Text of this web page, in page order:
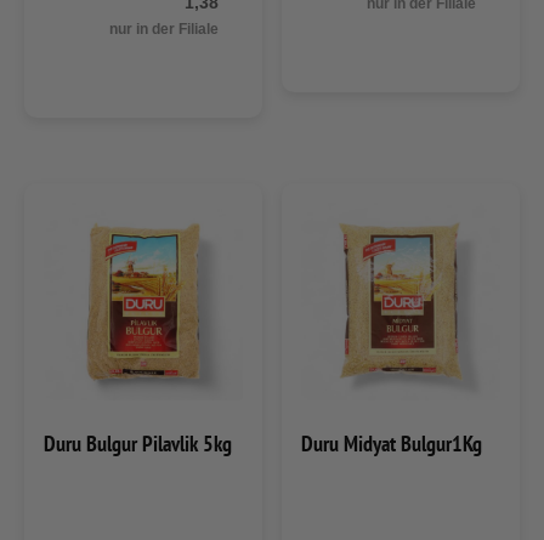
nur in der Filiale
Duru Bulgur Pilavlik 5kg Duru Midyat Bulgur1Kg